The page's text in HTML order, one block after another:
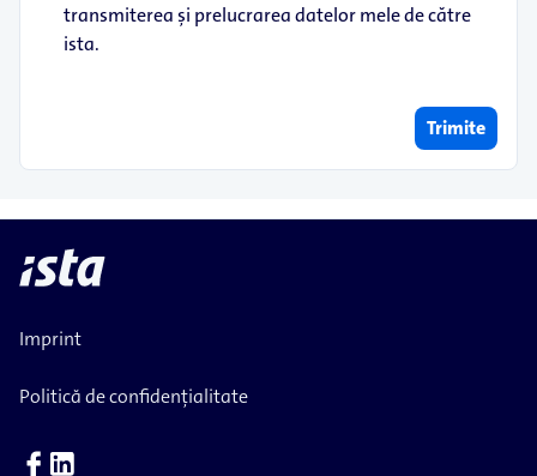
transmiterea și prelucrarea datelor mele de către
ista.
Trimite
Imprint
Politică de confidențialitate